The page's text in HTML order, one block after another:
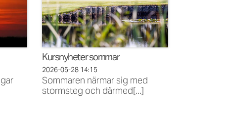
Kursnyheter sommar
2026-05-2814:15
Sommaren närmar sig med
stormsteg och därmed[...]